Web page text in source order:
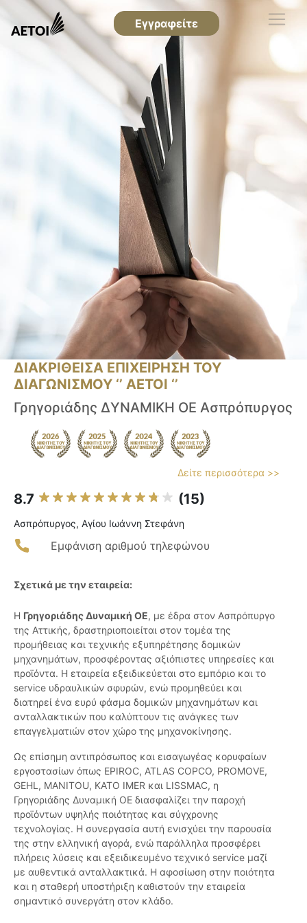
Εγγραφείτε
ΔΙΑΚΡΙΘΕΙΣΑ ΕΠΙΧΕΙΡΗΣΗ ΤΟΥ
ΔΙΑΓΩΝΙΣΜΟΥ ‘’ ΑΕΤΟΙ ‘’
Γρηγοριάδης ΔΥΝΑΜΙΚΗ ΟΕ Ασπρόπυργος
Δείτε περισσότερα >>
8.7 (15)
Ασπρόπυργος, Αγίου Ιωάννη Στεφάνη
Εμφάνιση αριθμού τηλεφώνου
Σχετικά με την εταιρεία:
Η Γρηγοριάδης Δυναμική ΟΕ, με έδρα στον Ασπρόπυργο
της Αττικής, δραστηριοποιείται στον τομέα της
προμήθειας και τεχνικής εξυπηρέτησης δομικών
μηχανημάτων, προσφέροντας αξιόπιστες υπηρεσίες και
προϊόντα. Η εταιρεία εξειδικεύεται στο εμπόριο και το
service υδραυλικών σφυρών, ενώ προμηθεύει και
διατηρεί ένα ευρύ φάσμα δομικών μηχανημάτων και
ανταλλακτικών που καλύπτουν τις ανάγκες των
επαγγελματιών στον χώρο της μηχανοκίνησης.
Ως επίσημη αντιπρόσωπος και εισαγωγέας κορυφαίων
εργοστασίων όπως EPIROC, ATLAS COPCO, PROMOVE,
GEHL, MANITOU, KATO IMER και LISSMAC, η
Γρηγοριάδης Δυναμική ΟΕ διασφαλίζει την παροχή
προϊόντων υψηλής ποιότητας και σύγχρονης
τεχνολογίας. Η συνεργασία αυτή ενισχύει την παρουσία
της στην ελληνική αγορά, ενώ παράλληλα προσφέρει
πλήρεις λύσεις και εξειδικευμένο τεχνικό service μαζί
με αυθεντικά ανταλλακτικά. Η αφοσίωση στην ποιότητα
και η σταθερή υποστήριξη καθιστούν την εταιρεία
σημαντικό συνεργάτη στον κλάδο.